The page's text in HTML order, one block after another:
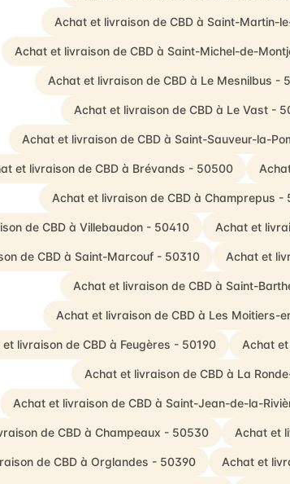
Achat et livraison de CBD à Saint-Martin-
Achat et livraison de CBD à Saint-Michel-de-
Achat et livraison de CBD à Le Mesnilbus -
Achat et livraison de CBD à Le Vast -
Achat et livraison de CBD à Saint-Sauveur-la-
et livraison de CBD à Brévands - 50500
Achat et livraison de CBD à Champrepus -
de CBD à Villebaudon - 50410 Achat et
de CBD à Saint-Marcouf - 50310 Achat et
Achat et livraison de CBD à Saint-
Achat et livraison de CBD à Les Moitiers-
livraison de CBD à Feugères - 50190 Achat
Achat et livraison de CBD à La
Achat et livraison de CBD à Saint-Jean-de-la-
de CBD à Champeaux - 50530 Achat et
de CBD à Orglandes - 50390 Achat et